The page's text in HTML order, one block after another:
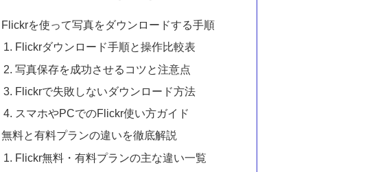
Flickrを使って写真をダウンロードする手順
Flickrダウンロード手順と操作比較表
写真保存を成功させるコツと注意点
Flickrで失敗しないダウンロード方法
スマホやPCでのFlickr使い方ガイド
無料と有料プランの違いを徹底解説
Flickr無料・有料プランの主な違い一覧